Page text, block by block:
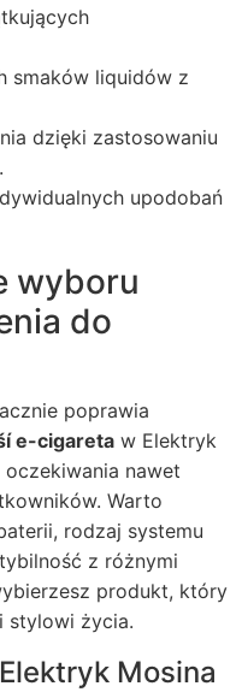
smaków liquidów z
dzięki zastosowaniu
upodobań
wyboru
do
poprawia
e-cigareta w Elektryk
nawet
Warto
rodzaj systemu
z różnymi
produkt, który
stylowi życia.
Mosina